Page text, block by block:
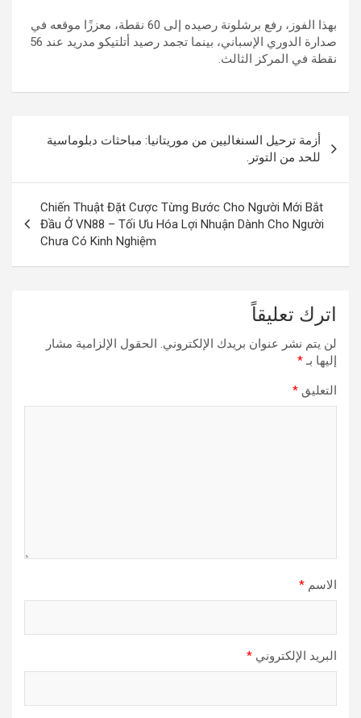
بهذا الفوز، رفع برشلونة رصيده إلى 60 نقطة، معززًا موقعه في
صدارة الدوري الإسباني، بينما تجمد رصيد أتلتيكو مدريد عند 56
نقطة في المركز الثالث.
تصفّح
المقالات
أزمة ترحيل السنغاليين من موريتانيا: مباحثات دبلوماسية
للحد من التوتر.
Chiến Thuật Đặt Cược Từng Bước Cho Người Mới Bắt
Đầu Ở VN88 – Tối Ưu Hóa Lợi Nhuận Dành Cho Người
Chưa Có Kinh Nghiệm
اترك تعليقاً
لن يتم نشر عنوان بريدك الإلكتروني. الحقول الإلزامية مشار
إليها بـ*
التعليق *
الاسم *
البريد الإلكتروني *